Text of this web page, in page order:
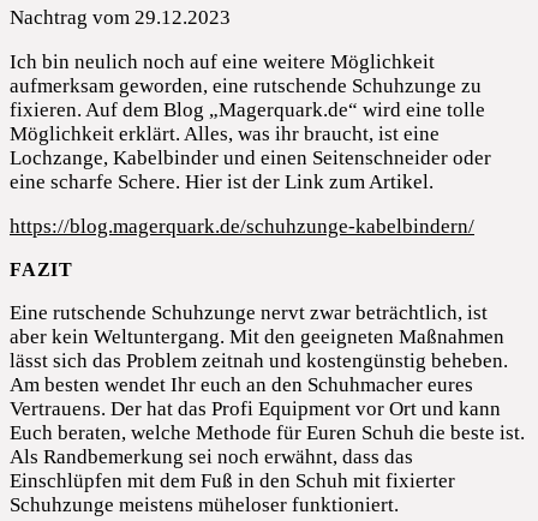
Nachtrag vom 29.12.2023
Ich bin neulich noch auf eine weitere Möglichkeit
aufmerksam geworden, eine rutschende Schuhzunge zu
fixieren. Auf dem Blog „Magerquark.de“ wird eine tolle
Möglichkeit erklärt. Alles, was ihr braucht, ist eine
Lochzange, Kabelbinder und einen Seitenschneider oder
eine scharfe Schere. Hier ist der Link zum Artikel.
https://blog.magerquark.de/schuhzunge-kabelbindern/
FAZIT
Eine rutschende Schuhzunge nervt zwar beträchtlich, ist
aber kein Weltuntergang. Mit den geeigneten Maßnahmen
lässt sich das Problem zeitnah und kostengünstig beheben.
Am besten wendet Ihr euch an den Schuhmacher eures
Vertrauens. Der hat das Profi Equipment vor Ort und kann
Euch beraten, welche Methode für Euren Schuh die beste ist.
Als Randbemerkung sei noch erwähnt, dass das
Einschlüpfen mit dem Fuß in den Schuh mit fixierter
Schuhzunge meistens müheloser funktioniert.